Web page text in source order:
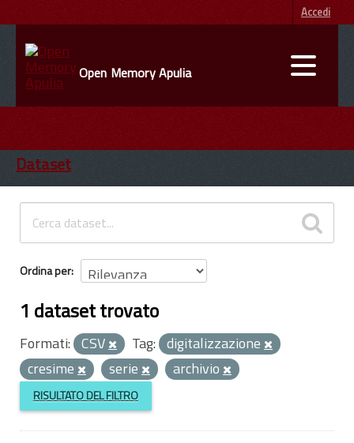
Accedi
Open Memory Apulia
ENTI
INFORMAZIONI
Dataset
Ordina per
1 dataset trovato
Formati: CSV Tag: digitalizzazione
cresime
serie archivio
RISULTATO DEL FILTRO